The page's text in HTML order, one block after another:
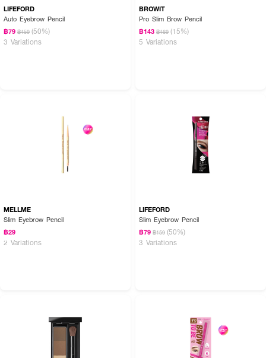
LIFEFORD
Auto Eyebrow Pencil
฿79 ฿159 (50%)
3 Variations
BROWIT
Pro Slim Brow Pencil
฿143 ฿169 (15%)
5 Variations
MELLME
Slim Eyebrow Pencil
฿29
2 Variations
LIFEFORD
Slim Eyebrow Pencil
฿79 ฿159 (50%)
3 Variations